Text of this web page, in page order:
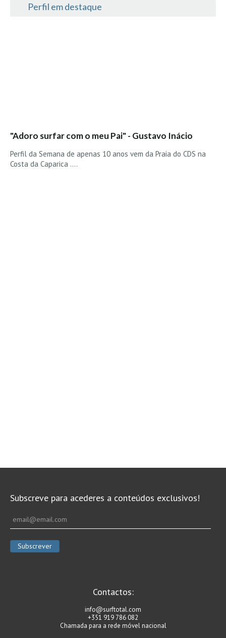
Perfil em destaque
"Adoro surfar com o meu Pai" - Gustavo Inácio
Perfil da Semana de apenas 10 anos vem da Praia do CDS na
Costa da Caparica ....
Subscreve para acederes a conteúdos exclusivos!
Contactos:
info@surftotal.com
+351 919 786 082
Chamada para a rede móvel nacional